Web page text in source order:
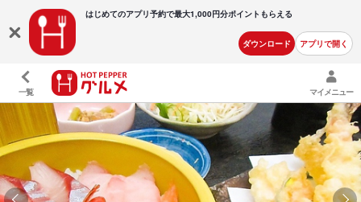
はじめてのアプリ予約で最大1,000円分ポイントもらえる
ダウンロード アプリで開く
一覧 マイメニュー